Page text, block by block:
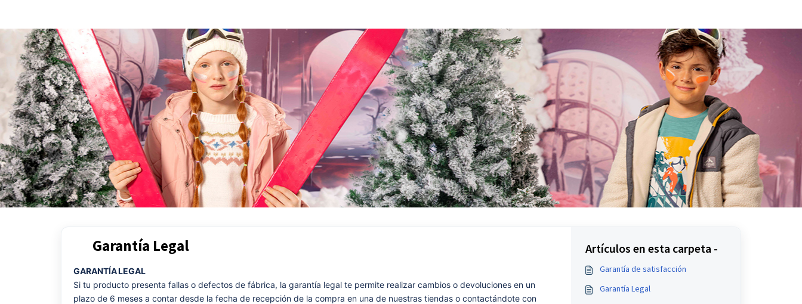
Garantía Legal
GARANTÍA LEGAL
Si tu producto presenta fallas o defectos de fábrica, la garantía legal te permite realizar cambios o devoluciones en un
plazo de 6 meses a contar desde la fecha de recepción de la compra en una de nuestras tiendas o contactándote con
Artículos en esta carpeta -
Garantía de satisfacción
Garantía Legal